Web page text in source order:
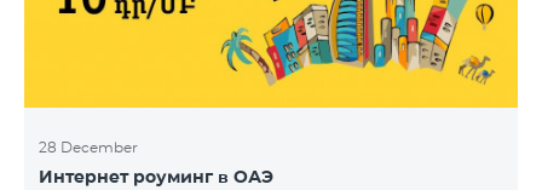
28 December
Интернет роуминг в ОАЭ